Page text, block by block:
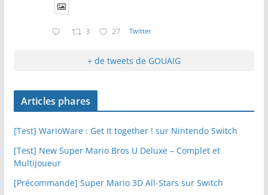
3 27 Twitter
+ de tweets de GOUAIG
Articles phares
[Test] WarioWare : Get It together ! sur Nintendo Switch
[Test] New Super Mario Bros U Deluxe – Complet et
Multijoueur
[Précommande] Super Mario 3D All-Stars sur Switch